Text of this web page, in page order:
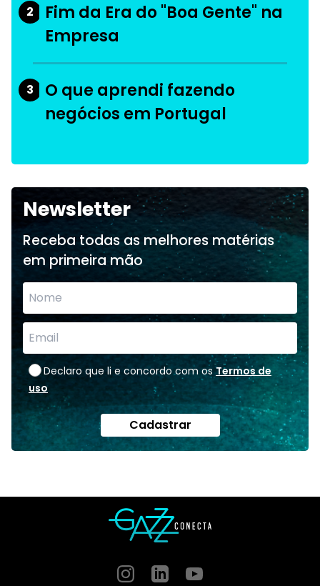
2
Fim da Era do "Boa Gente" na
Empresa
3
O que aprendi fazendo
negócios em Portugal
Newsletter
Receba todas as melhores matérias
em primeira mão
Declaro que li e concordo com os Termos de
uso
Cadastrar
InstagramGitHubGitHub